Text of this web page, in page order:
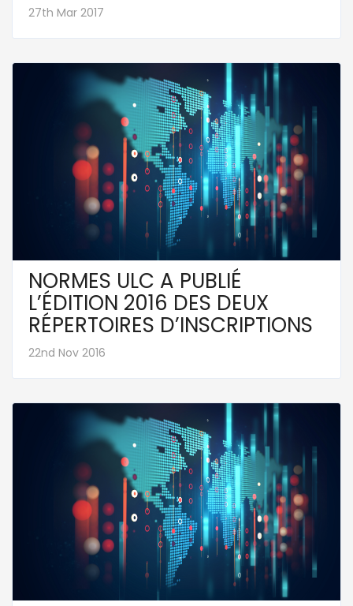
27th Mar 2017
NORMES ULC A PUBLIÉ
L’ÉDITION 2016 DES DEUX
RÉPERTOIRES D’INSCRIPTIONS
22nd Nov 2016